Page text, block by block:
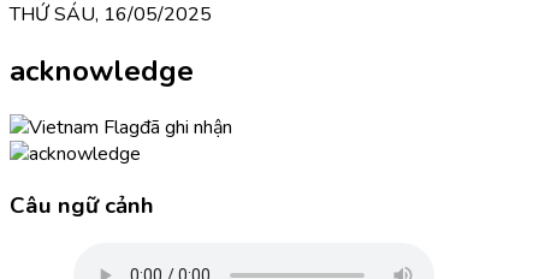
THỨ SÁU, 16/05/2025
acknowledge
đã ghi nhận
Câu ngữ cảnh